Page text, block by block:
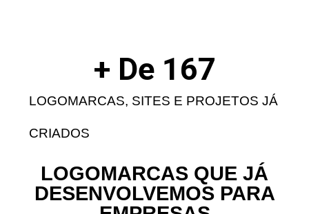
LOGOMARCAS, SITES E PROJETOS JÁ
CRIADOS
+ De 167
LOGOMARCAS QUE JÁ
DESENVOLVEMOS PARA